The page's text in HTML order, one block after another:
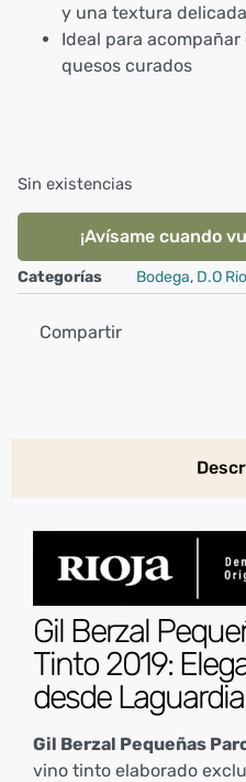
y una textura delicada
Ideal para
quesos curados
Sin existencias
¡Avísame cuando
Categorías Bodega, D.O
Compartir
Gil Berzal
Tinto 2019:
desde Laguardia
Gil Berzal Pequeñas
vino tinto elaborado